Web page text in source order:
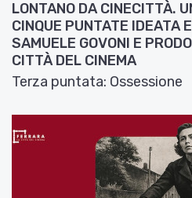
LONTANO DA CINECITTÀ.
CINQUE PUNTATE IDEATA
SAMUELE GOVONI E
CITTÀ DEL CINEMA
Terza puntata: Ossessione